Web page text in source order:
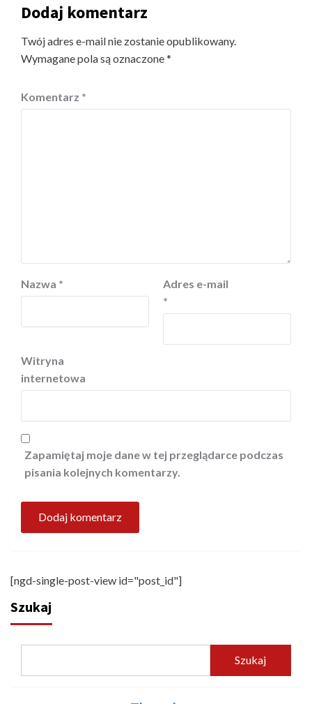
Dodaj komentarz
Twój adres e-mail nie zostanie opublikowany.
Wymagane pola są oznaczone*
Komentarz *
Nazwa *
Adres e-mail
*
Witryna
internetowa
Zapamiętaj moje dane w tej przeglądarce podczas
pisania kolejnych komentarzy.
[ngd-single-post-view id="post_id"]
Szukaj
Szukaj